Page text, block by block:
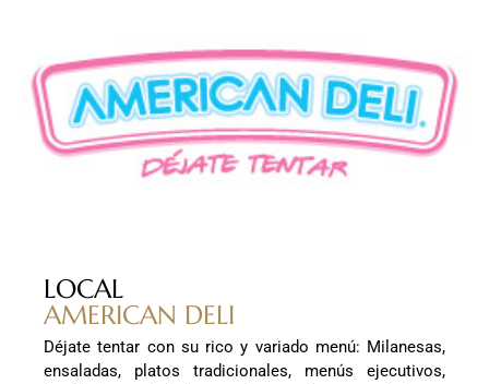
LOCAL
AMERICAN DELI
Déjate tentar con su rico y variado menú: Milanesas,
ensaladas, platos tradicionales, menús ejecutivos,